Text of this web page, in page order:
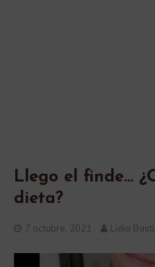
Llego el finde…
dieta?
7 octubre, 2021 Lidia